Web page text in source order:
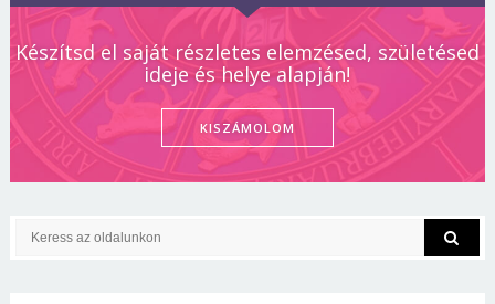
Készítsd el saját részletes elemzésed, születésed
ideje és helye alapján!
KISZÁMOLOM